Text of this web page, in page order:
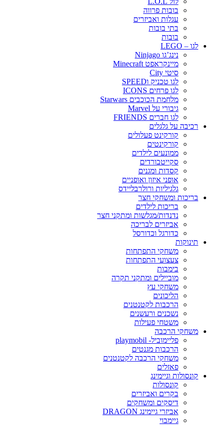
בובות פרווה
עגלות ואביזרים
בתי בובות
בובות
לגו – LEGO
נינג’גו Ninjago
מיינקראפט Minecraft
סיטי City
לגו טכניק וSPEED
לגו פרחים ICONS
מלחמת הכוכבים Starwars
גיבורי על Marvel
לגו חברים FRIENDS
רכיבה על גלגלים
קורקינט פעלולים
קורקינטים
ממונעים לילדים
סקייטבורדים
קסדות ומגנים
אופני איזון ואופניים
גלגיליות ורולרבליידס
בריכות ומשחקי חצר
בריכות לילדים
נדנדות/מגלשות ומתקני חצר
אביזרים לבריכה
כדורגל וכדורסל
תינוקות
משחקי התפתחות
צעצועי התפתחות
בימבות
מוביילים ומתקני תקרה
משחקי עץ
הליכונים
הרכבות לקטנטנים
נשכנים ורעשנים
משטחי פעילות
משחקי הרכבה
פליימוביל- playmobil
הרכבות מגנטים
משחקי הרכבה לקטנטנים
פאזלים
קונסולות וגיימינג
קונסולות
בקרים ואביזרים
דיסקים ומשחקים
אביזרי גיימינג DRAGON
גיימבוי